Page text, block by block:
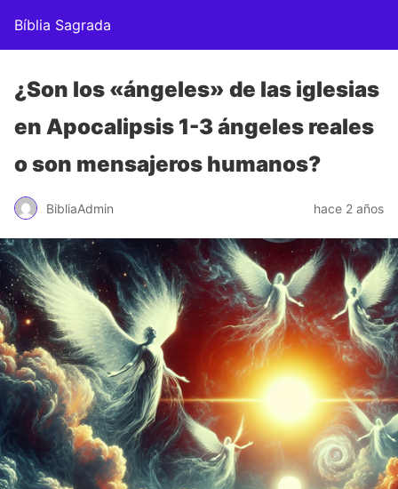
Bíblia Sagrada
¿Son los «ángeles» de las iglesias
en Apocalipsis 1-3 ángeles reales
o son mensajeros humanos?
BibliaAdmin hace 2 años